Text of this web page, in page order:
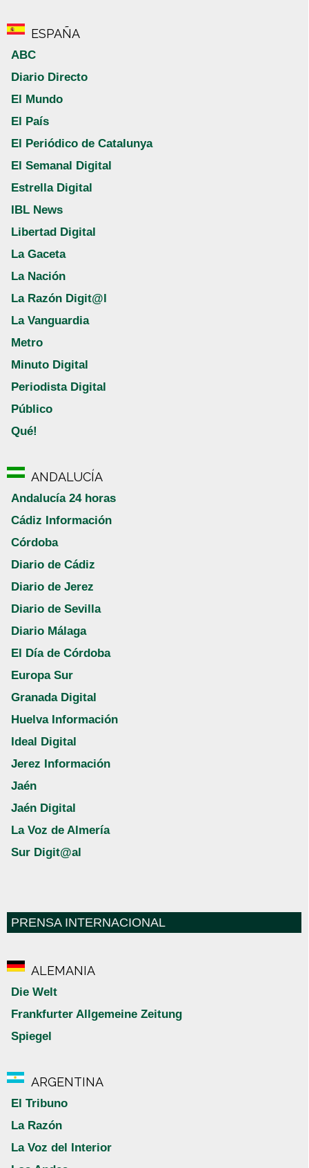
ESPAÑA
ABC
Diario Directo
El Mundo
El País
El Periódico de Catalunya
El Semanal Digital
Estrella Digital
IBL News
Libertad Digital
La Gaceta
La Nación
La Razón Digit@l
La Vanguardia
Metro
Minuto Digital
Periodista Digital
Público
Qué!
ANDALUCÍA
Andalucía 24 horas
Cádiz Información
Córdoba
Diario de Cádiz
Diario de Jerez
Diario de Sevilla
Diario Málaga
El Día de Córdoba
Europa Sur
Granada Digital
Huelva Información
Ideal Digital
Jerez Información
Jaén
Jaén Digital
La Voz de Almería
Sur Digit@al
PRENSA INTERNACIONAL
ALEMANIA
Die Welt
Frankfurter Allgemeine Zeitung
Spiegel
ARGENTINA
El Tribuno
La Razón
La Voz del Interior